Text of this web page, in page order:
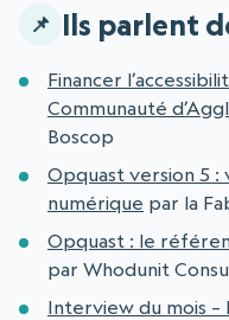
Ils parlent
Financer
Communauté
Boscop
Opquast version 5
numérique par la
Opquast : le
par Whodunit
Interview du mois –